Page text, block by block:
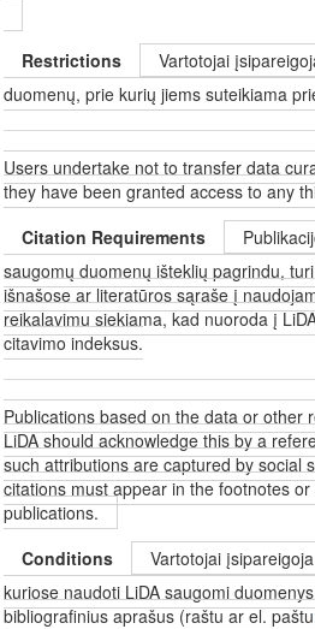
Restrictions
Vartotojai
duomenų, prie kurių jiems suteikiama
Users undertake not to transfer data
they have been granted access to any
Citation Requirements
saugomų duomenų išteklių pagrindu,
išnašose ar literatūros sąraše į
reikalavimu siekiama, kad nuoroda į
citavimo indeksus.
Publications based on the data or other
LiDA should acknowledge this by a
such attributions are captured by social
citations must appear in the footnotes
publications.
Conditions
Vartotojai
kuriose naudoti LiDA saugomi
bibliografinius aprašus (raštu ar el.